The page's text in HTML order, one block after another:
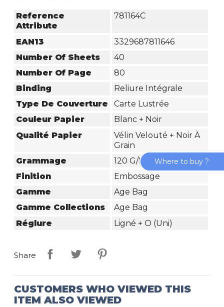
Reference
Attribute
781164C
EAN13
3329687811646
Number Of Sheets
40
Number Of Page
80
Binding
Reliure Intégrale
Type De Couverture
Carte Lustrée
Couleur Papier
Blanc + Noir
Qualité Papier
Vélin Velouté + Noir À
Grain
Grammage
120 G/m² + 160 G/m²
Finition
Embossage
Gamme
Age Bag
Gamme Collections
Age Bag
Réglure
Ligné + O (Uni)
Share
CUSTOMERS WHO VIEWED THIS
ITEM ALSO VIEWED
Where to buy ?